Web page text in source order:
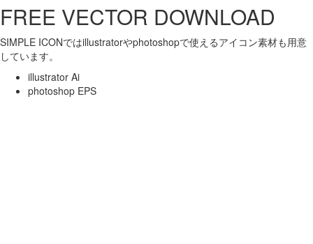
FREE VECTOR DOWNLOAD
SIMPLE ICONではillustratorやphotoshopで使えるアイコン素材も用意
しています。
illustrator Ai
photoshop EPS